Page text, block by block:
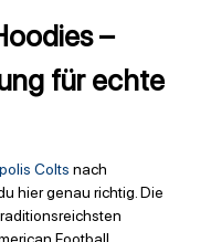
–
für echte
Colts nach
hier genau richtig. Die